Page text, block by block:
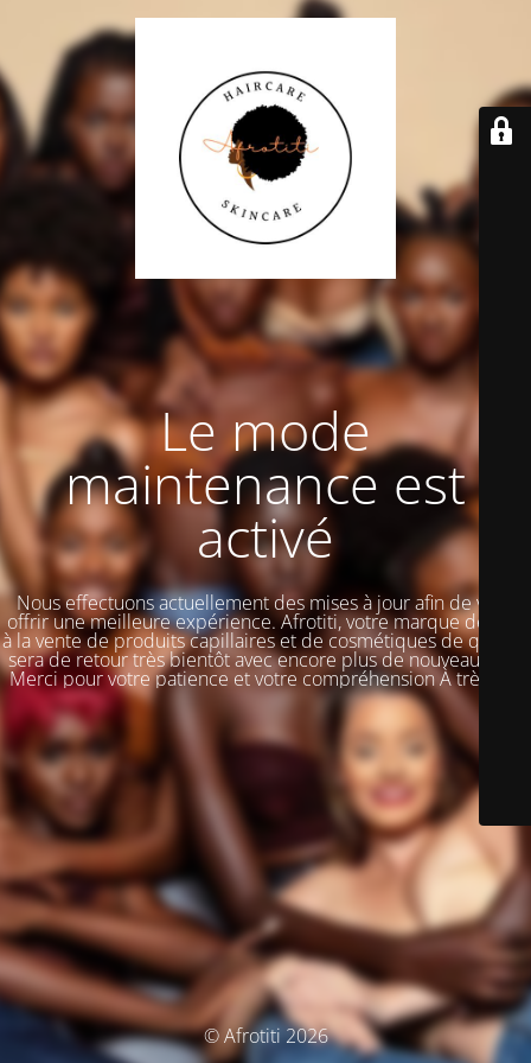
Le mode
maintenance est
activé
Nous effectuons actuellement des mises à jour afin de vous
offrir une meilleure expérience. Afrotiti, votre marque dédiée
à la vente de produits capillaires et de cosmétiques de qualité,
sera de retour très bientôt avec encore plus de nouveautés !!!
Merci pour votre patience et votre compréhension À très vite
© Afrotiti 2026